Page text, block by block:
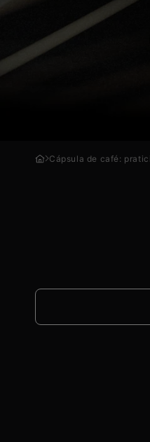
Cápsula de café: